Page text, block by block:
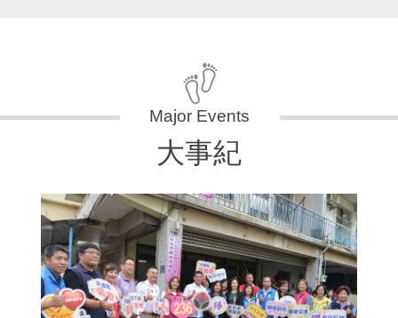
大事紀